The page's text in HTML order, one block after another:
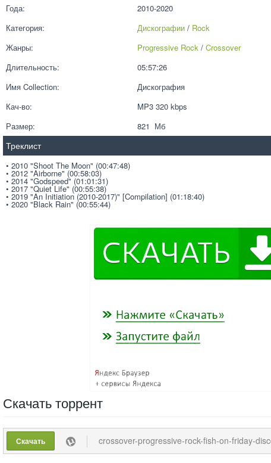
Года:
2010-2020
Категория:
Дискографии / Rock
Жанры:
Progressive Rock / Crossover
Длительность:
05:57:26
Имя Collection:
Дискография
Кач-во:
MP3 320 kbps
Размер:
821  Мб
Треклист
• 2010 "Shoot The Moon" (00:47:48)
• 2012 "Airborne" (00:58:03)
• 2014 "Godspeed" (01:01:31)
• 2017 "Quiet Life" (00:55:38)
• 2019 "An Initiation (2010-2017)" [Compilation] (01:18:40)
• 2020 "Black Rain" (00:55:44)
Скачатьторрент
Скачать crossover-progressive-rock-fish-on-friday-discography-diskografija-